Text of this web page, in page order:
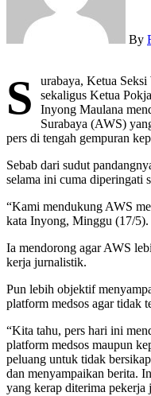
By
S
urabaya, Ketua
sekaligus Ketua
Inyong Maulana
Surabaya (AWS)
pers di tengah gempuran
Sebab dari sudut
selama ini cuma diperingati
“Kami mendukung AWS
kata Inyong, Minggu (17/5).
Ia mendorong agar AWS
kerja jurnalistik.
Pun lebih objektif
platform medsos agar tidak
“Kita tahu, pers hari ini
platform medsos maupun
peluang untuk tidak
dan menyampaikan berita.
yang kerap diterima pekerja